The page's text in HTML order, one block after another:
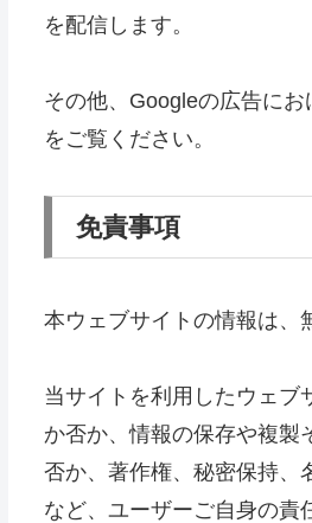
を配信します。
その他、Googleの広告に
をご覧ください。
免責事項
本ウェブサイトの情報は、
当サイトを利用したウェブ
か否か、情報の保存や複製
否か、著作権、秘密保持、
など、ユーザーご自身の責